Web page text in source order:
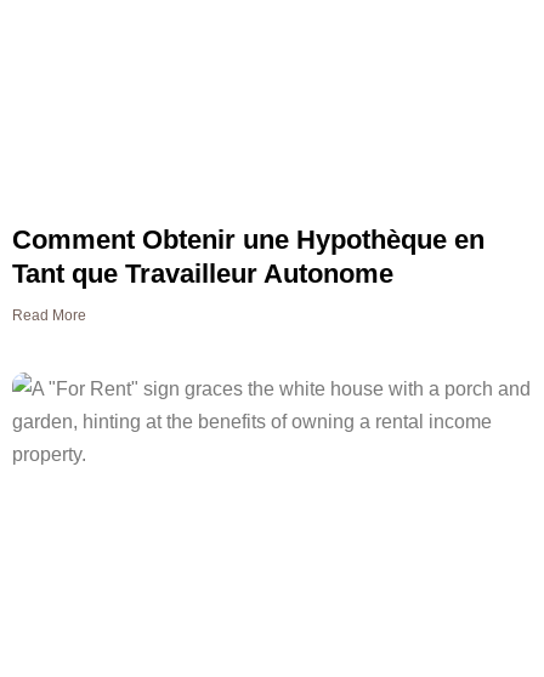
Comment Obtenir une Hypothèque en
Tant que Travailleur Autonome
Read More